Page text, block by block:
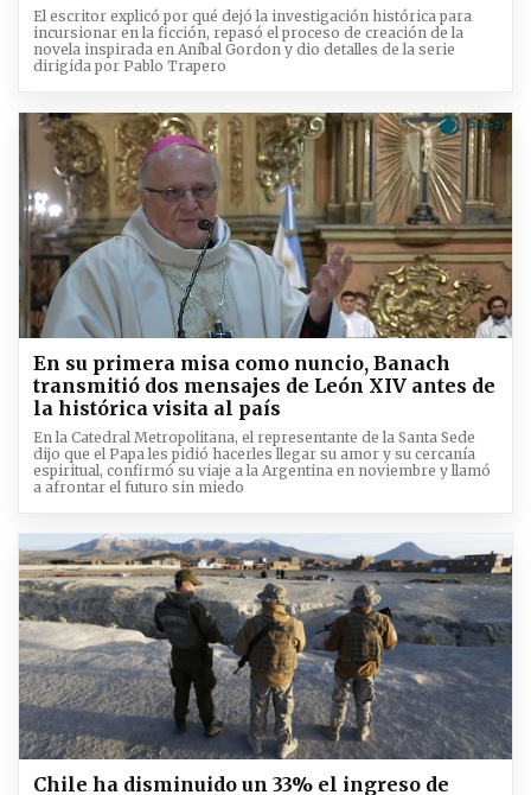
El escritor explicó por qué dejó la investigación histórica para
incursionar en la ficción, repasó el proceso de creación de la
novela inspirada en Aníbal Gordon y dio detalles de la serie
dirigida por Pablo Trapero
En su primera misa como nuncio, Banach
transmitió dos mensajes de León XIV antes de
la histórica visita al país
En la Catedral Metropolitana, el representante de la Santa Sede
dijo que el Papa les pidió hacerles llegar su amor y su cercanía
espiritual, confirmó su viaje a la Argentina en noviembre y llamó
a afrontar el futuro sin miedo
Chile ha disminuido un 33% el ingreso de